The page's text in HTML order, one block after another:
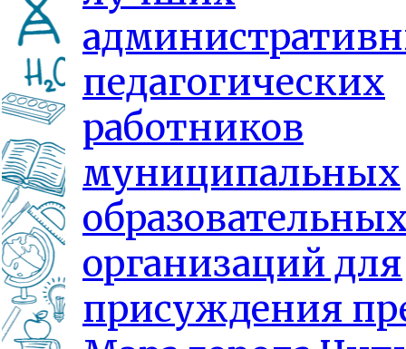
педагогических
работников
муниципальных
организаций для
присуждения